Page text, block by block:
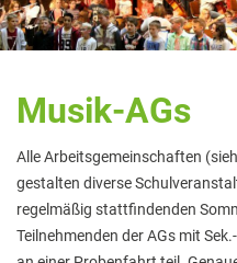
Oberstufe
Kopf hoch! –
Schulsozialarbeit
Eltern
Elterninformationen
Musik-AGs
Alle Arbeitsgemeinschaften
gestalten diverse
regelmäßig stattfindenden
Teilnehmenden der AGs mit